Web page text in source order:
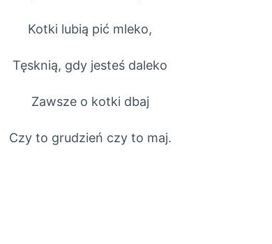
Kotki lubią pić mleko,
Tęsknią, gdy jesteś daleko
Zawsze o kotki dbaj
Czy to grudzień czy to maj.